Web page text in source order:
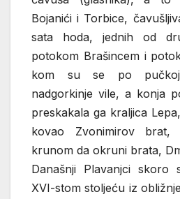
Bojanići i Torbice,
sata hoda, jednih od
potokom Brašincem i
kom su se po pučkoj
nadgorkinje vile, a konja
preskakala ga kraljica
kovao Zvonimirov brat,
krunom da okruni brata,
Današnji Plavanjci skoro
XVI-stom stoljeću iz